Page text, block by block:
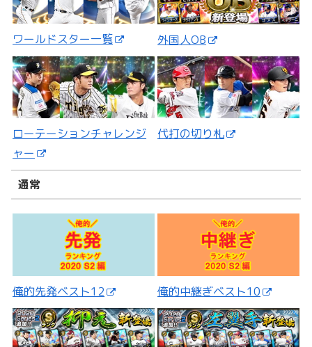
ワールドスター一覧 外国人OB
ローテーションチャレンジ
ャー
代打の切り札
通常
俺的先発ベスト12 俺的中継ぎベスト10